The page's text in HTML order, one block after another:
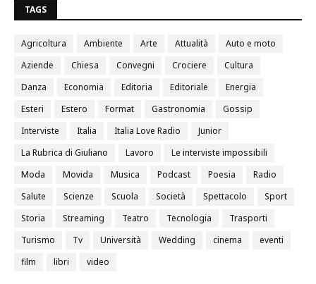
TAGS
Agricoltura Ambiente Arte Attualità
Auto e moto
Aziende
Chiesa Convegni Crociere
Cultura
Danza
Economia Editoria Editoriale
Energia
Esteri
Estero Format Gastronomia
Gossip
Interviste
Italia Italia Love Radio
Junior
La Rubrica di Giuliano
Lavoro
Le interviste impossibili
Moda
Movida Musica Podcast Poesia
Radio
Salute
Scienze Scuola Società Spettacolo
Sport
Storia
Streaming Teatro Tecnologia
Trasporti
Turismo
Tv Università Wedding cinema
eventi
film
libri video